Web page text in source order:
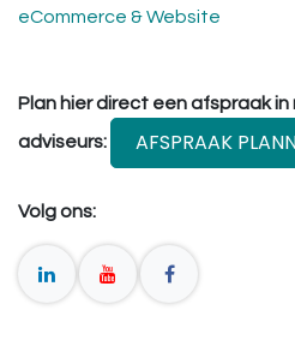
eCommerce & Website
Plan hier direct een afspraak
adviseurs:
AFSPRAAK
Volg ons: